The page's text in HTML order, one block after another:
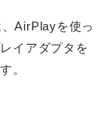
AirPlayを使っ
イアダプタを
。